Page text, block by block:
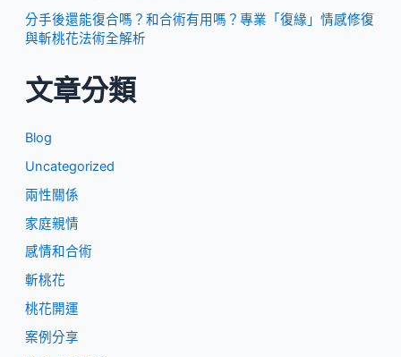
分手後還能復合嗎？和合術有用嗎？專業「復緣」情感修復
與斬桃花法術全解析
文章分類
Blog
Uncategorized
兩性關係
家庭親情
感情和合術
斬桃花
桃花開運
案例分享